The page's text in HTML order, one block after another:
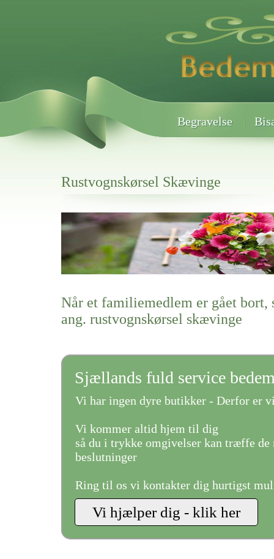
Begravelse
Rustvognskørsel Skævinge
Her hos os får du altid en god afslutning når det gælder
Rustvognskørsel Skævinge
vi hjælper i alle faser af begravelsel
Når et familiemedlem er gået bort,
ang. rustvognskørsel skævinge
Sjællands fuld service
Vi har ingen dyre butikker - Derfor er
Vi kommer altid hjem til dig
så du i trykke omgivelser kan træffe de
beslutninger
Ring til os vi kontakter dig hurtigst